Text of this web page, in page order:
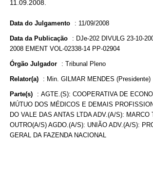
11.09.2008.
Data do Julgamento : 11/09/2008
Data da Publicação : DJe-202 DIVULG 23-10-
2008 EMENT VOL-02338-14 PP-02904
Órgão Julgador : Tribunal Pleno
Relator(a) : Min. GILMAR MENDES (Presidente)
Parte(s) : AGTE.(S): COOPERATIVA DE
MÚTUO DOS MÉDICOS E DEMAIS
DO VALE DAS ANTAS LTDA ADV.(A/S):
OUTRO(A/S) AGDO.(A/S): UNIÃO ADV.(A/S):
GERAL DA FAZENDA NACIONAL